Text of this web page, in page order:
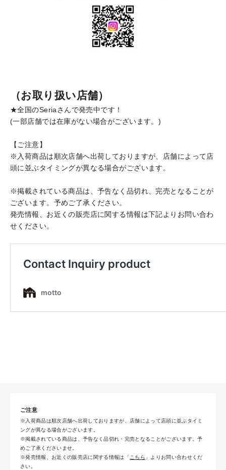
（お取り扱い店舗）
★全国のSeriaさんで発売中です！
(一部店舗では在庫がない場合がございます。)
【ご注意】
※入荷商品は順次店舗へ出荷しておりますが、店舗によって店
頭に並ぶタイミングが異なる場合がございます。
※掲載されている商品は、予告なく品切れ、完売となることが
ございます。予めご了承ください。
発売情報、お近くの販売店に関する情報は下記よりお問い合わ
せください。
ご注意
※入荷商品は順次店舗へ出荷しておりますが、店舗によって店頭に並ぶタイミ
ングが異なる場合がございます。
※掲載されている商品は、予告なく品切れ・完売となることがございます。予
めご了承くださいませ。
※発売情報、お近くの販売店に関する情報は「こちら 」よりお問い合わせくだ
さい。